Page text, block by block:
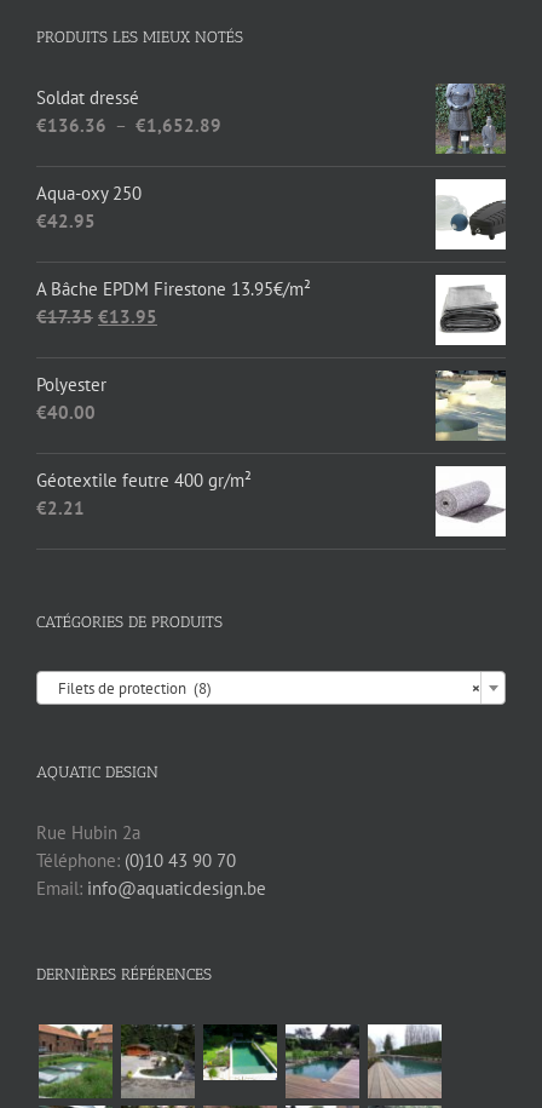
PRODUITS LES MIEUX NOTÉS
Soldat dressé
€136.36 – €1,652.89
€1,652.89
Aqua-oxy 250
€42.95
A Bâche EPDM Firestone 13.95€/m²
€17.35 Le
€13.95
Polyester
€40.00
Géotextile feutre 400 gr/m²
€2.21
CATÉGORIES DE PRODUITS
×
Filets de protection (8)
AQUATIC DESIGN
Rue Hubin 2a
Téléphone: (0)10 43 90 70
Email: info@aquaticdesign.be
DERNIÈRES RÉFÉRENCES